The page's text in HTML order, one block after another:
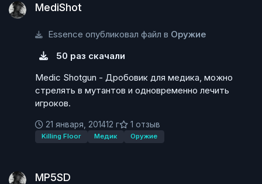
MediShot
Essence опубликовал файл в Оружие
50 раз скачали
Medic Shotgun - Дробовик для медика, можно
стрелять в мутантов и одновременно лечить
игроков.
21 января, 201412 г 1 отзыв
Killing Floor Медик Оружие
MP5SD